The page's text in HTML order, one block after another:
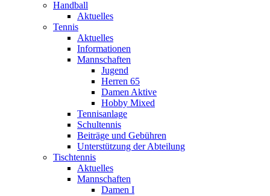
Handball
Aktuelles
Tennis
Aktuelles
Informationen
Mannschaften
Jugend
Herren 65
Damen Aktive
Hobby Mixed
Tennisanlage
Schultennis
Beiträge und Gebühren
Unterstützung der Abteilung
Tischtennis
Aktuelles
Mannschaften
Damen I